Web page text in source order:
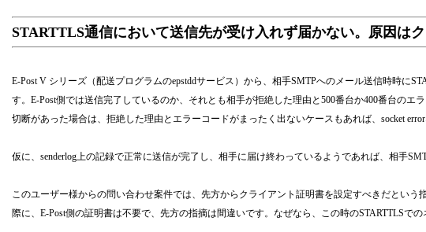
STARTTLS通信において送信先が受け入れず届かない。原因は
E-Post V シリーズ（配送プログラムのepstddサービス）から、相手SMTPへのメール送信時時に
す。E-Post側では送信完了しているのか、それとも相手が拒絶した理由と500番台か400番台の
切断があった場合は、拒絶した理由とエラーコードがまったく出ないケースもあれば、socket
仮に、senderlog上の記録で正常に送信が完了し、相手に届け終わっているようであれば、相手
このユーザー様からの問い合わせ案件では、先方からクライアント証明書を設定すべきだとい
際に、E-Post側の証明書は不要で、先方の指摘は間違いです。なぜなら、この時のSTARTTLSで